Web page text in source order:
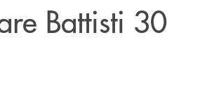
Battisti 30